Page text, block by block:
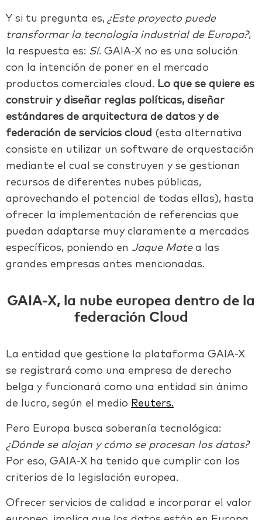
Y si tu pregunta es, ¿Este proyecto puede
transformar la tecnología industrial de Europa?,
la respuesta es: Sí. GAIA-X no es una solución
con la intención de poner en el mercado
productos comerciales cloud. Lo que se quiere es
construir y diseñar reglas políticas, diseñar
estándares de arquitectura de datos y de
federación de servicios cloud (esta alternativa
consiste en utilizar un software de orquestación
mediante el cual se construyen y se gestionan
recursos de diferentes nubes públicas,
aprovechando el potencial de todas ellas), hasta
ofrecer la implementación de referencias que
puedan adaptarse muy claramente a mercados
específicos, poniendo en Jaque Matea las
grandes empresas antes mencionadas.
GAIA-X, la nube europea dentro de la
federación Cloud
La entidad que gestione la plataforma GAIA-X
se registrará como una empresa de derecho
belga y funcionará como una entidad sin ánimo
de lucro, según el medio Reuters.
Pero Europa busca soberanía tecnológica:
¿Dónde se alojan y cómo se procesan los datos?
Por eso, GAIA-X ha tenido que cumplir con los
criterios de la legislación europea.
Ofrecer servicios de calidad e incorporar el valor